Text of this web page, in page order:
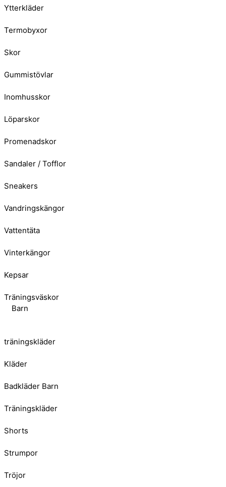
Ytterkläder
Termobyxor
Skor
Gummistövlar
Inomhusskor
Löparskor
Promenadskor
Sandaler / Tofflor
Sneakers
Vandringskängor
Vattentäta
Vinterkängor
Kepsar
Träningsväskor
Barn
träningskläder
Kläder
Badkläder Barn
Träningskläder
Shorts
Strumpor
Tröjor